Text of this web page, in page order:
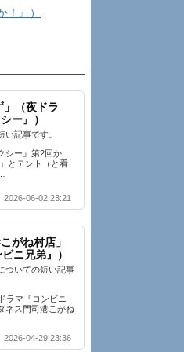
！』）
」（夜ドラ
ー』）
い記事です。
シー』第2回か
とテント（と看
2026-06-02 23:21
がね村店」
ニ兄弟』）
ついての短い記事
ラマ『コンビニ
ネス門司港こがね
2026-04-29 23:36